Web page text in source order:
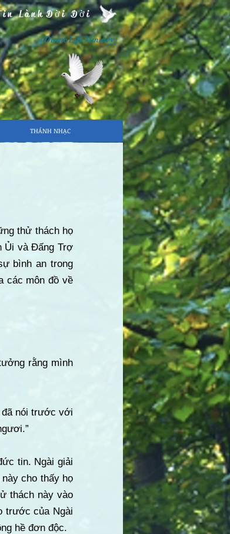
Lành Đời Đời
( Divine Life Ministry )
THÁNH NHẠC
thử thách họ
Ủi và Đấng Trợ
bình an trong
các môn đồ về
rằng mình
đã nói trước với
tin. Ngài giải
cho thấy họ
thách này vào
trước của Ngài
hề đơn độc.